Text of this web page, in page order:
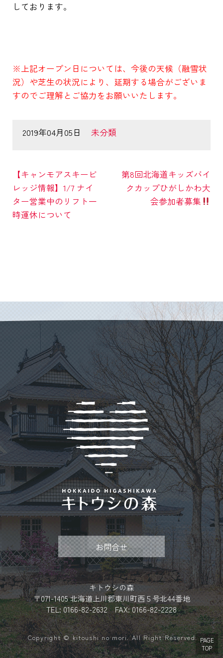
しております。
※上記オープン日については、今後の天候（融雪状
況）や芝生の状況により、延期する場合がございま
すのでご理解とご協力をお願いいたします。
2019年04月05日 未分類
【キャンモアスキービ
レッジ情報】1/7 ナイ
ター営業中のリフト一
時運休について
第8回北海道キッズバイ
クカップひがしかわ大
会参加者募集
お問合せ
キトウシの森
〒071-1405 北海道上川郡東川町西５号北44番地
TEL: 0166-82-2632 FAX: 0166-82-2228
Copyright © kitoushi no mori. All Right Reserved. PAGE
TOP